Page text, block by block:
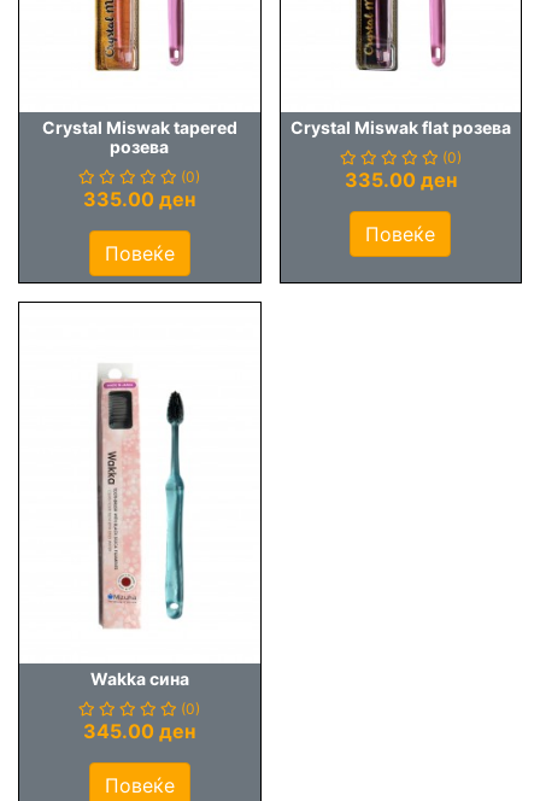
Crystal Miswak tapered
розева
(0)
335.00 ден
Повеќе
Crystal Miswak flat розева
(0)
335.00 ден
Повеќе
Wakka сина
(0)
345.00 ден
Повеќе